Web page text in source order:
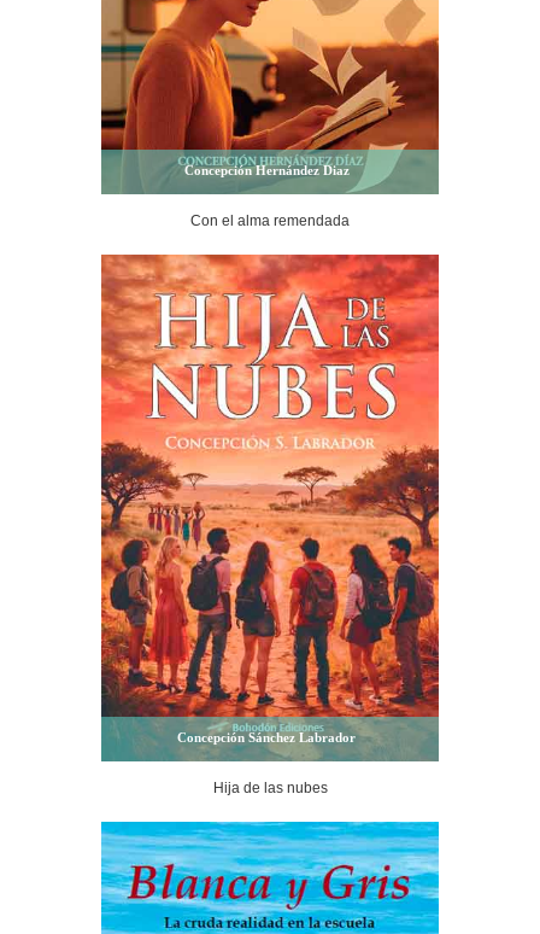
Concepción Hernández Diaz
Con el alma remendada
Concepción Sánchez Labrador
Hija de las nubes